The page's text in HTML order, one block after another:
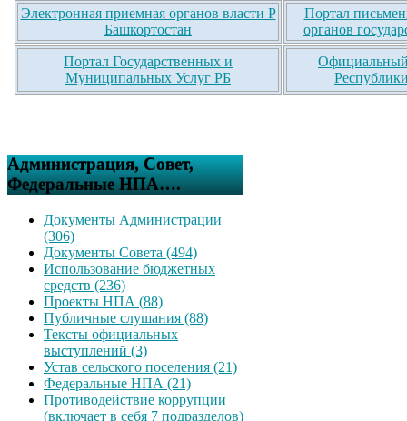
Электронная приемная органов власти Р
Башкортостан
Портал
органов
Портал Государственных и
Муниципальных Услуг РБ
Официальный
Администрация, Совет,
Федеральные НПА….
Документы Администрации
(306)
Документы Совета (494)
Использование бюджетных
средств (236)
Проекты НПА (88)
Публичные слушания (88)
Тексты официальных
выступлений (3)
Устав сельского поселения (21)
Федеральные НПА (21)
Противодействие коррупции
(включает в себя 7 подразделов)